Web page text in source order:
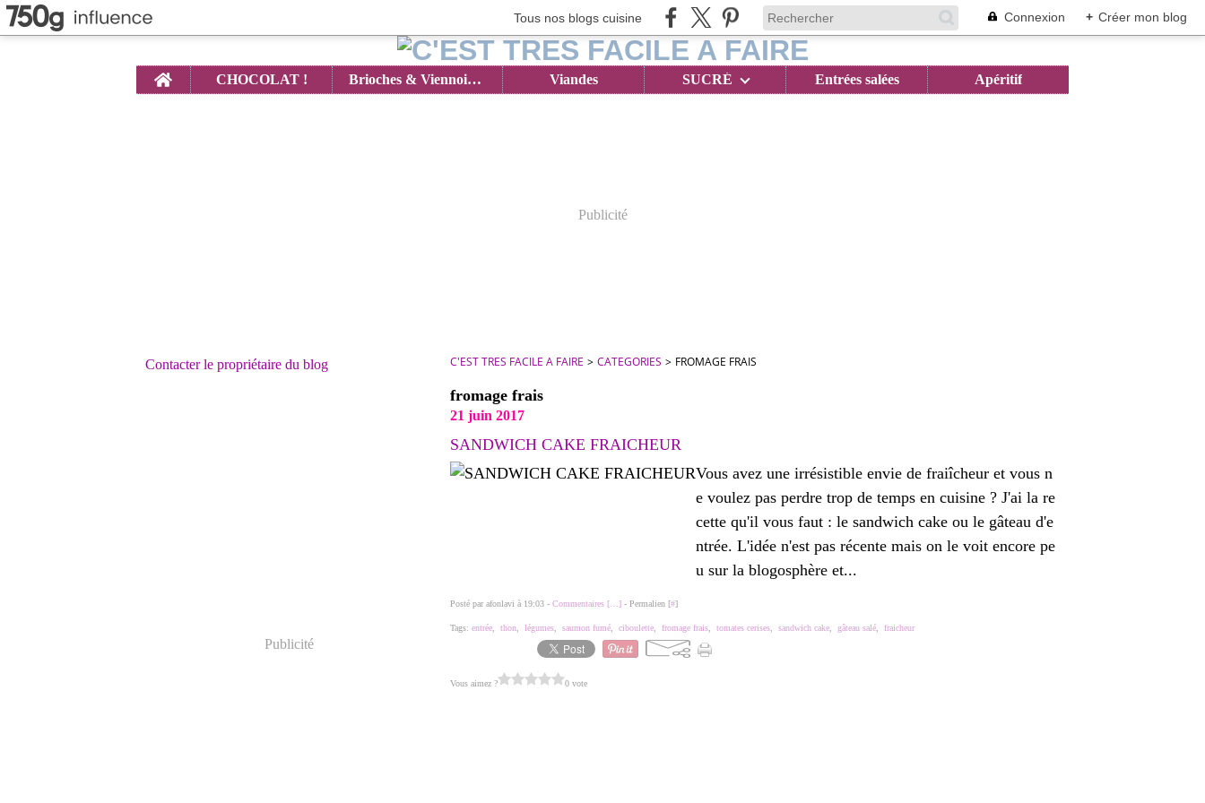
Tous nos blogs cuisine Connexion + Créer mon blog
Home CHOCOLAT ! Brioches & Viennoiseries Viandes SUCRÉ Entrées salées Apéritif
Publicité
Contacter le propriétaire du blog
Publicité
C'EST TRES FACILE A FAIRE > CATEGORIES > FROMAGE FRAIS
fromage frais
21 juin 2017
SANDWICH CAKE FRAICHEUR
Vous avez une irrésistible envie de fraiîcheur et vous n
e voulez pas perdre trop de temps en cuisine ? J'ai la re
cette qu'il vous faut : le sandwich cake ou le gâteau d'e
ntrée. L'idée n'est pas récente mais on le voit encore pe
u sur la blogosphère et...
Posté par afonlavi à 19:03 - Commentaires [ ] - Permalien [#]
Tags: entrée thon légumes saumon fumé ciboulette fromage frais tomates cerises sandwich cake gâteau salé fraicheur
Vous aimez ? 0 vote